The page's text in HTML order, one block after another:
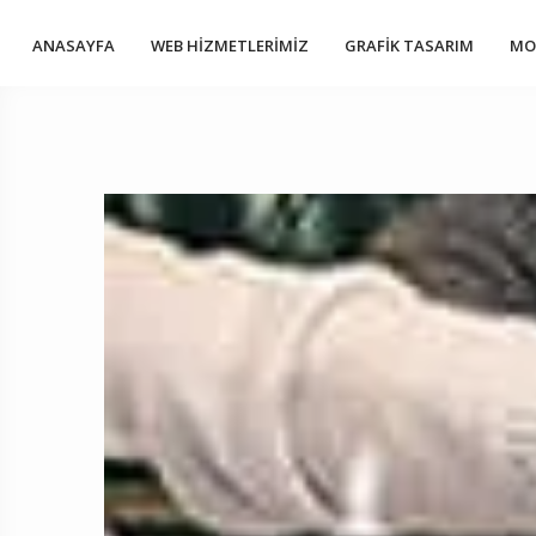
ANASAYFA WEB HIZMETLERIMIZ GRAFIK TASARIM